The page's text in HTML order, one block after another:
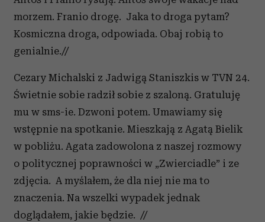
morzem. Franio drogę. Jaka to droga pytam?
Kosmiczna droga, odpowiada. Obaj robią to
genialnie.//
Cezary Michalski z Jadwigą Staniszkis w TVN 24.
Świetnie sobie radził sobie z szaloną. Gratuluję
mu w sms-ie. Dzwoni potem. Umawiamy się
wstępnie na spotkanie. Mieszkają z Agatą Bielik
w pobliżu. Agata zadowolona z naszej rozmowy
o politycznej poprawności w „Zwierciadle” i ze
zdjęcia. A myślałem, że dla niej nie ma to
znaczenia. Na wszelki wypadek jednak
doglądałem, jakie będzie. //